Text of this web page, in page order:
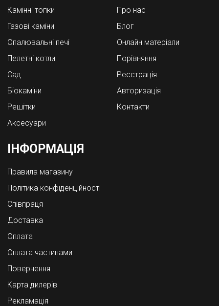
Камінні топки
Газові каміни
Опалювальні печі
Пелетні котли
Cад
Біокаміни
Решітки
Аксесуари
Про нас
Блог
Онлайн матеріали
Порівняння
Реєстрація
Авторизація
Контакти
ІНФОРМАЦІЯ
Правила магазину
Політика конфіденційності
Співпраця
Доставка
Оплата
Оплата частинами
Повернення
Карта дилерів
Рекламація